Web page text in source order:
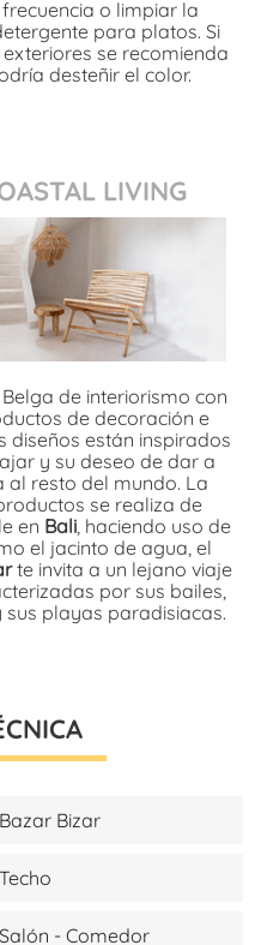
o limpiar la
para platos. Si
se recomienda
desteñir el color.
LIVING
de interiorismo con
de decoración e
diseños están inspirados
y su deseo de dar a
al resto del mundo. La
se realiza de
en Bali , haciendo uso de
el jacinto de agua, el
te invita a un lejano viaje
por sus bailes,
playas paradisiacas.
Bazar Bizar
Techo
Salón - Comedor